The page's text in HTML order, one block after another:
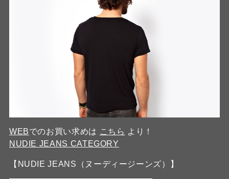
WEBでのお買い求めは こちら より！
NUDIE JEANS CATEGORY
【NUDIE JEANS（ヌーディージーンズ）】